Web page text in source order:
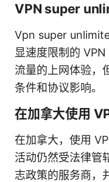
VPN super
Vpn super
显速度限制的
流量的上网体验，
条件和协议影响。
在加拿大使用
在加拿大，使用
活动仍然受法律管
志政策的服务商，